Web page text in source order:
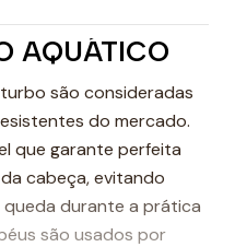
AQUÁTICO
são consideradas
do mercado.
que garante perfeita
cabeça, evitando
queda durante a prática
são usados por